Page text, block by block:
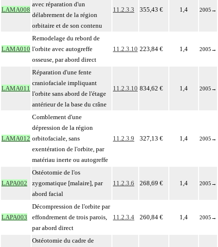
LAMA008
avec réparation d'un
délabrement de la région
orbitaire et de son contenu
11.2.3.3 355,43 € 1,4 2005 →
LAMA010
Remodelage du rebord de
l'orbite avec autogreffe
osseuse, par abord direct
11.2.3.10 223,84 € 1,4 2005 →
LAMA011
Réparation d'une fente
craniofaciale impliquant
l'orbite sans abord de l'étage
antérieur de la base du crâne
11.2.3.10 834,62 € 1,4 2005 →
LAMA012
Comblement d'une
dépression de la région
orbitofaciale, sans
exentération de l'orbite, par
matériau inerte ou autogreffe
11.2.3.9 327,13 € 1,4 2005 →
LAPA002
Ostéotomie de l'os
zygomatique [malaire], par
abord facial
11.2.3.6 268,69 € 1,4 2005 →
LAPA003
Décompression de l'orbite par
effondrement de trois parois,
par abord direct
11.2.3.4 260,84 € 1,4 2005 →
Ostéotomie du cadre de